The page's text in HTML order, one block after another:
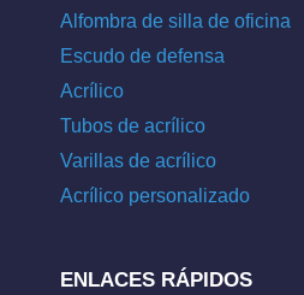
Alfombra de silla de oficina
Escudo de defensa
Acrílico
Tubos de acrílico
Varillas de acrílico
Acrílico personalizado
ENLACES RÁPIDOS